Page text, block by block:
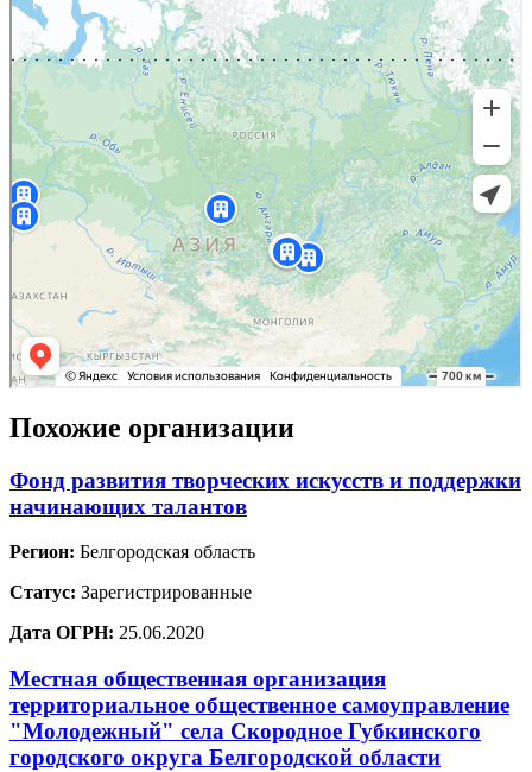
Похожие организации
Фонд развития творческих искусств и поддержки
начинающих талантов
Регион: Белгородская область
Статус: Зарегистрированные
Дата ОГРН: 25.06.2020
Местная общественная организация
территориальное общественное самоуправление
"Молодежный" села Скородное Губкинского
городского округа Белгородской области